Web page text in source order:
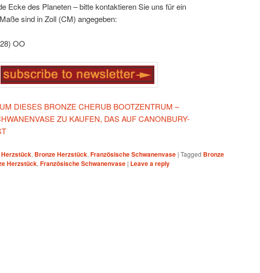
Ecke des Planeten – bitte kontaktieren Sie uns für ein
sind in Zoll (CM) angegeben:
OO
DIESES BRONZE CHERUB BOOTZENTRUM –
ZU KAUFEN, DAS AUF CANONBURY-
, Bronze Herzstück, Französische Schwanenvase | Tagged Bronze
Herzstück, Französische Schwanenvase | Leave a reply